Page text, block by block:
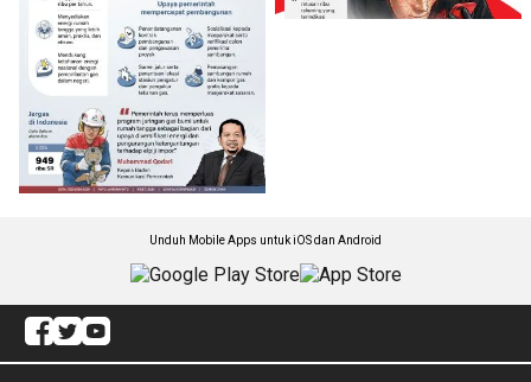
Unduh Mobile Apps untuk iOS dan Android